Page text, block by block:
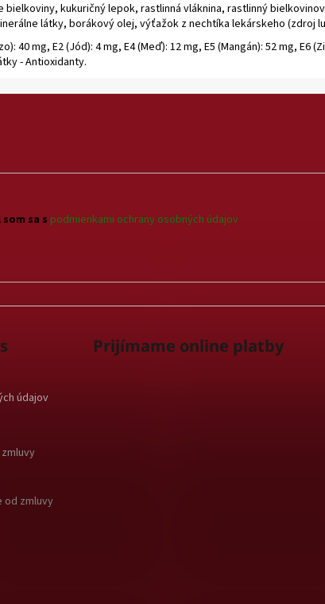
kukuričný lepok, rastlinná vláknina, rastlinný
látky, borákový olej, výťažok z nechtíka lekárskeho (zdroj
40 mg, E2 (Jód): 4 mg, E4 (Meď): 12 mg, E5 (Mangán): 52 mg, E6
- Antioxidanty.
sa s podmienkami ochrany osobných údajov
údajov
zmluvy
Prijímame online platby